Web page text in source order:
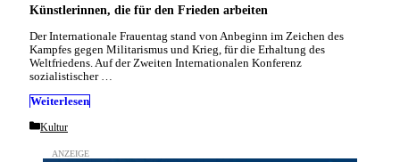
Künstlerinnen, die für den Frieden arbeiten
Der Internationale Frauentag stand von Anbeginn im Zeichen des
Kampfes gegen Militarismus und Krieg, für die Erhaltung des
Weltfriedens. Auf der Zweiten Internationalen Konferenz
sozialistischer …
Weiterlesen
Categories
Kultur